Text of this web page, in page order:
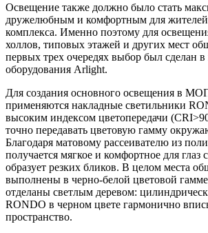
Освещение также должно было стать
дружелюбным и комфортным для жителей
комплекса. Именно поэтому для
холлов, типовых этажей и других мест
первых трех очередях выбор был сделан в
оборудования Arlight.
Для создания основного освещения в
применяются накладные светильники
высоким индексом цветопередачи
точно передавать цветовую гамму
Благодаря матовому рассеивателю из
получается мягкое и комфортное для глаз
образует резких бликов. В целом места
выполнены в черно-белой цветовой
отделаны светлым деревом:
RONDO в черном цвете гармонично
пространство.